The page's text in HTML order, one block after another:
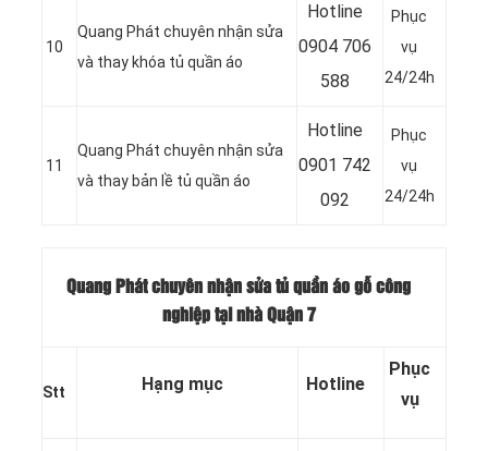
10
Quang Phát chuyên nhận sửa
và thay khóa tủ quần áo
Hotline
0904 706
588
Phục
vụ
24/24h
11
Quang Phát chuyên nhận sửa
và thay bản lề tủ quần áo
Hotline
0901 742
092
Phục
vụ
24/24h
Quang Phát chuyên nhận sửa tủ quần áo gỗ công
nghiệp tại nhà Quận 7
Stt Hạng mục Hotline
Phục
vụ